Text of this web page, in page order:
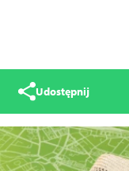
Udostępnij